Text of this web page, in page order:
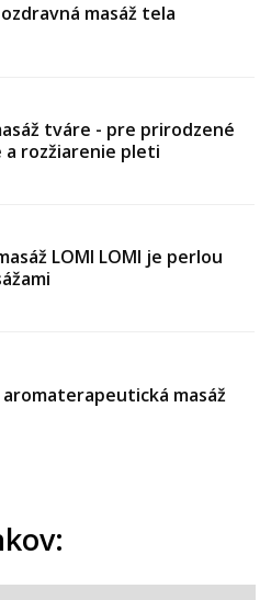
ozdravná masáž tela
tváre - pre prirodzené
a rozžiarenie pleti
LOMI LOMI je perlou
aromaterapeutická masáž